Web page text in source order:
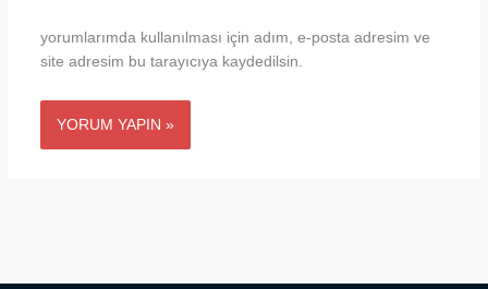
yorumlarımda kullanılması için adım, e-posta adresim ve
site adresim bu tarayıcıya kaydedilsin.